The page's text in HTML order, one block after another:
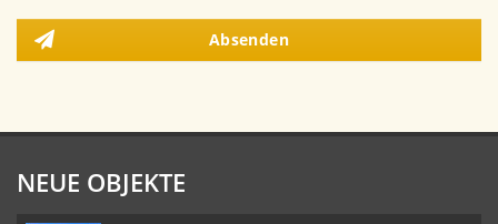
Absenden
NEUE OBJEKTE